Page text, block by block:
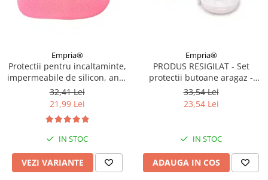
Empria®
Protectii pentru incaltaminte,
impermeabile de silicon, anti-
alunecare, Empria, marime S
30 - 34, Diverse culori
32,41 Lei
21,99 Lei
IN STOC
VEZI VARIANTE
Empria®
PRODUS RESIGILAT - Set
protectii butoane aragaz -
plita, Empria, 2 bucati, 7.5x4.6
cm, Alb
33,54 Lei
23,54 Lei
IN STOC
ADAUGA IN COS